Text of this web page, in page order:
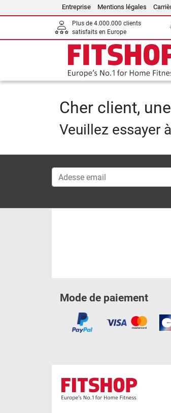
Entreprise Mentions légales
Plus de 4.000.000 clients
satisfaits en Europe
Cher client,
Veuillez essayer
Adesse email
Mode de paiement